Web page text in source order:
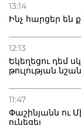
13:14
Ինչ հարցեր են
12:13
Եկեղեցու դեմ
թուլության
11:47
Փաշինյանն ու
ունեցել